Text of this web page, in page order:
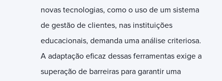
novas tecnologias, como o uso de um sistema
de gestão de clientes, nas instituições
educacionais, demanda uma análise criteriosa.
A adaptação eficaz dessas ferramentas exige a
superação de barreiras para garantir uma